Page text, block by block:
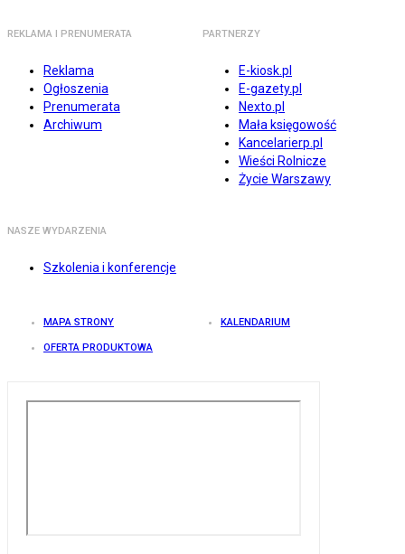
REKLAMA I PRENUMERATA
Reklama
Ogłoszenia
Prenumerata
Archiwum
PARTNERZY
E-kiosk.pl
E-gazety.pl
Nexto.pl
Mała księgowość
Kancelarierp.pl
Wieści Rolnicze
Życie Warszawy
NASZE WYDARZENIA
Szkolenia i konferencje
MAPA STRONY KALENDARIUM
OFERTA PRODUKTOWA